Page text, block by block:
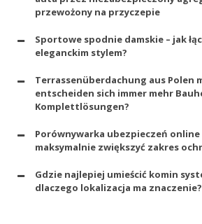
przewożony na przyczepie
Sportowe spodnie damskie – jak
eleganckim stylem?
Terrassenüberdachung aus Polen
entscheiden sich immer mehr
Komplettlösungen?
Porównywarka ubezpieczeń online
maksymalnie zwiększyć zakres
Gdzie najlepiej umieścić komin
dlaczego lokalizacja ma znaczenie?